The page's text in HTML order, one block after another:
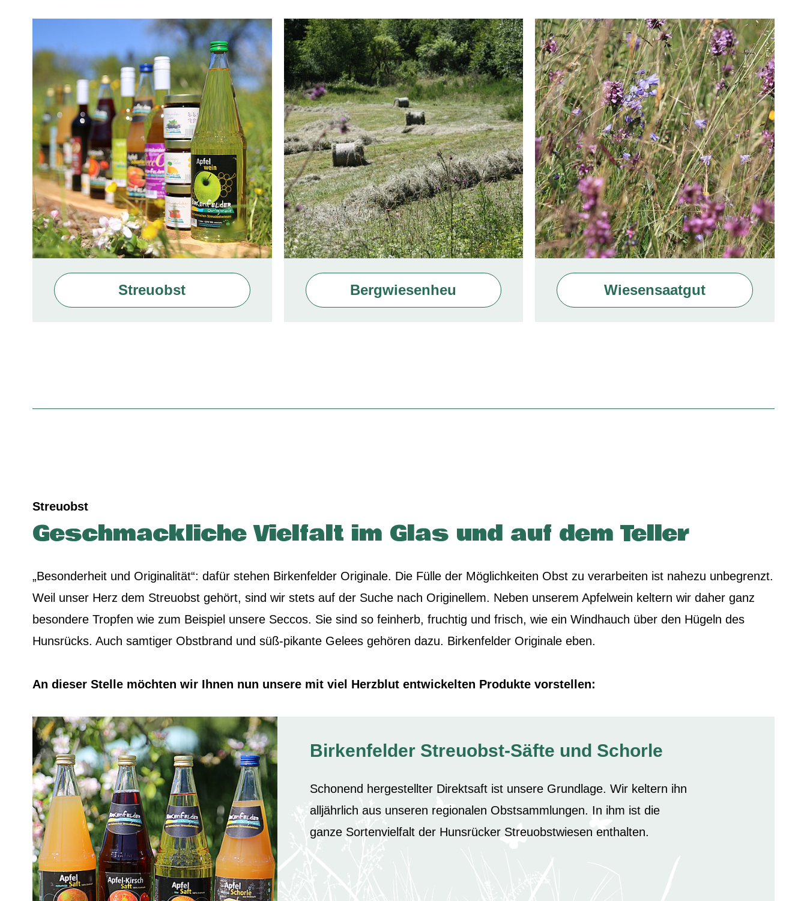
Streuobst Bergwiesenheu Wiesensaatgut
Streuobst
Geschmackliche Vielfalt im Glas und auf dem Teller
„Besonderheit und Originalität“: dafür stehen Birkenfelder Originale. Die Fülle der Möglichkeiten Obst zu verarbeiten ist nahezu unbegrenzt.
Weil unser Herz dem Streuobst gehört, sind wir stets auf der Suche nach Originellem. Neben unserem Apfelwein keltern wir daher ganz
besondere Tropfen wie zum Beispiel unsere Seccos. Sie sind so feinherb, fruchtig und frisch, wie ein Windhauch über den Hügeln des
Hunsrücks. Auch samtiger Obstbrand und süß-pikante Gelees gehören dazu. Birkenfelder Originale eben.
An dieser Stelle möchten wir Ihnen nun unsere mit viel Herzblut entwickelten Produkte vorstellen:
Birkenfelder Streuobst-Säfte und Schorle
Schonend hergestellter Direktsaft ist unsere Grundlage. Wir keltern ihn
alljährlich aus unseren regionalen Obstsammlungen. In ihm ist die
ganze Sortenvielfalt der Hunsrücker Streuobstwiesen enthalten.